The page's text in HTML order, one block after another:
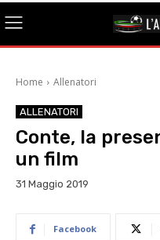
Home Allenatori
ALLENATORI
Conte, la
un film
31 Maggio 2019
Facebook